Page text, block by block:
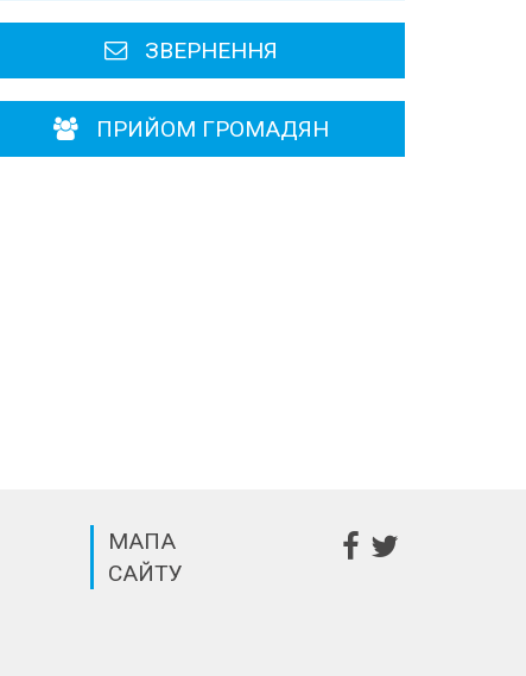
Районні, міські ради
ЗВЕРНЕННЯ
ПРИЙОМ ГРОМАДЯН
МАПА
САЙТУ